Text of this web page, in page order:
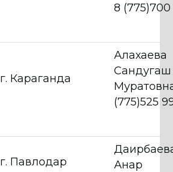
8
г. Караганда
Алахаева
Сандугаш
(775)525
г. Павлодар
Анар